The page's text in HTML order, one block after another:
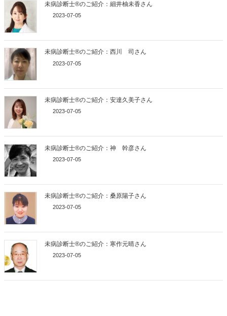
未病診断士®のご紹介：細井柚未香さん
2023-07-05
未病診断士®のご紹介：西川 司さん
2023-07-05
未病診断士®のご紹介：安達久美子さん
2023-07-05
未病診断士®のご紹介：神 幹彦さん
2023-07-05
未病診断士®のご紹介：桑原陽子さん
2023-07-05
未病診断士®のご紹介：寒作元晴さん
2023-07-05